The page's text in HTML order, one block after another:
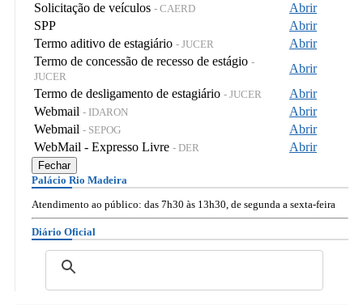
Solicitação de veículos - CAERD
Abrir
SPP
Abrir
Termo aditivo de estagiário - JUCER
Abrir
Termo de concessão de recesso de estágio -
JUCER
Abrir
Termo de desligamento de estagiário - JUCER
Abrir
Webmail - IDARON
Abrir
Webmail - SEPOG
Abrir
WebMail - Expresso Livre - DER Abrir
Fechar
Palácio Rio Madeira
Atendimento ao público: das 7h30 às 13h30, de segunda a sexta-feira
Diário Oficial